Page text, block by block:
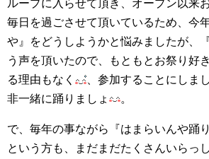
ループに入らせて頂き、オープン以来
毎日を過ごさせて頂いているため、今
や』をどうしようかと悩みましたが、
う声を頂いたので、もともとお祭り好
る理由もなく
、参加することにしま
非一緒に踊りましょ
。
で、毎年の事ながら『はまらいんや踊
という方も、まだまだたくさんいらっ
被災者支援活動【休止中】
港町の縫いっ娘ぶらぐ
港町の編みっ娘ぶらぐ
編みっ娘たち紹介
KRA BLOG